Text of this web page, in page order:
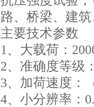
路、桥梁、建
主要技术参数
1、大载荷：
2、准确度等级
3、加荷速度：
4、小分辨率：